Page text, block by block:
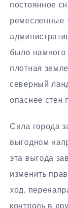
постоянное
ремесленные
было намного
плотная
северный
опаснее стен
Сила города
выгодном
эта выгода
изменить
ход,
контроль в